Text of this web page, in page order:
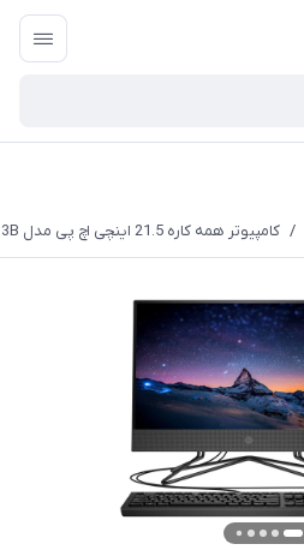
/ کامپیوتر همه کاره 21.5 اینچی اچ پی مدل HP 200 G4 - B3B